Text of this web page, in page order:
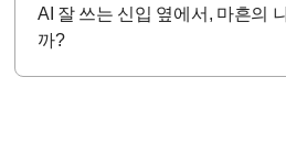
AI 잘 쓰는 신입 옆에서, 마흔의
까?